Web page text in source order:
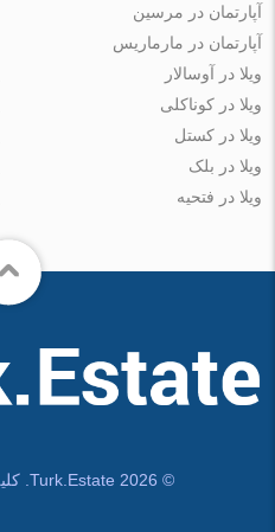
آپارتمان در مرسین
آپارتمان در مارماریس
ویلا در آوسالار
ویلا در کوناکلی
ویلا در کستل
ویلا در بلک
ویلا در فتحیه
© Turk.Estate 2026. کلیه حقوق محفوظ است.